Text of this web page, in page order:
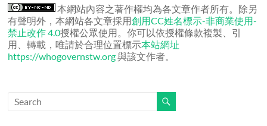
章
本網站內容之著作權均為各文章作者所有。除另
有聲明外，本網站各文章採用創用CC姓名標示-非商業使用-
禁止改作 4.0授權公眾使用。你可以依授權條款複製、引
用、轉載，唯請於合理位置標示本站網址
https://whogovernstw.org與該文作者。